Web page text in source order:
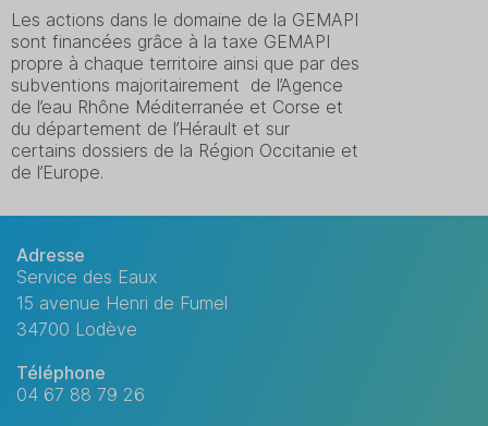
Les actions dans le domaine de la GEMAPI
sont financées grâce à la taxe GEMAPI
propre à chaque territoire ainsi que par des
subventions majoritairement de l’Agence
de l’eau Rhône Méditerranée et Corse et
du département de l’Hérault et sur
certains dossiers de la Région Occitanie et
de l’Europe.
Adresse
Service des Eaux
15 avenue Henri de Fumel
34700 Lodève
Téléphone
04 67 88 79 26